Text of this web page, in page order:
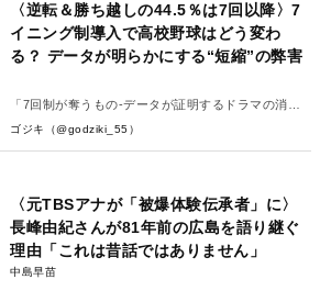
〈逆転＆勝ち越しの44.5％は7回以降〉7
イニング制導入で高校野球はどう変わ
る？ データが明らかにする“短縮”の弊害
「7回制が奪うもの-データが証明するドラマの消
失-」
ゴジキ（@godziki_55）
〈元TBSアナが「被爆体験伝承者」に〉
長峰由紀さんが81年前の広島を語り継ぐ
理由「これは昔話ではありません」
中島早苗